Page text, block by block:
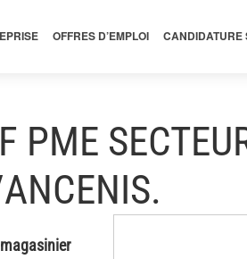
OFFRES D’EMPLOI CANDIDATURE